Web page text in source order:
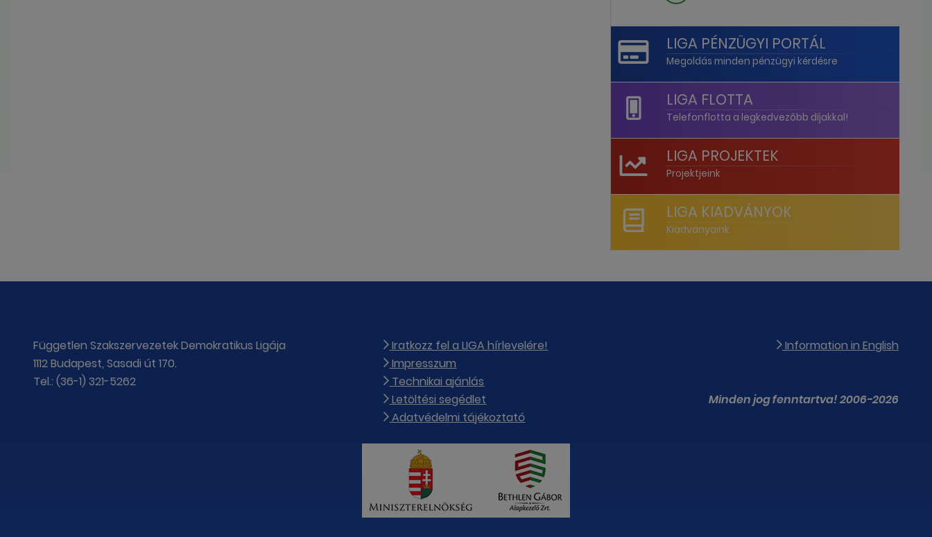
LIGA PÉNZÜGYI PORTÁL
Megoldás minden pénzügyi kérdésre
LIGA FLOTTA
Telefonflotta a legkedvezőbb díjakkal!
LIGA PROJEKTEK
Projektjeink
LIGA KIADVÁNYOK
Kiadványaink
Független Szakszervezetek Demokratikus Ligája
1112 Budapest, Sasadi út 170.
Tel.: (36-1) 321-5262
Iratkozz fel a LIGA hírlevelére!
Impresszum
Technikai ajánlás
Letöltési segédlet
Adatvédelmi tájékoztató
Information in English
Minden jog fenntartva! 2006-2026